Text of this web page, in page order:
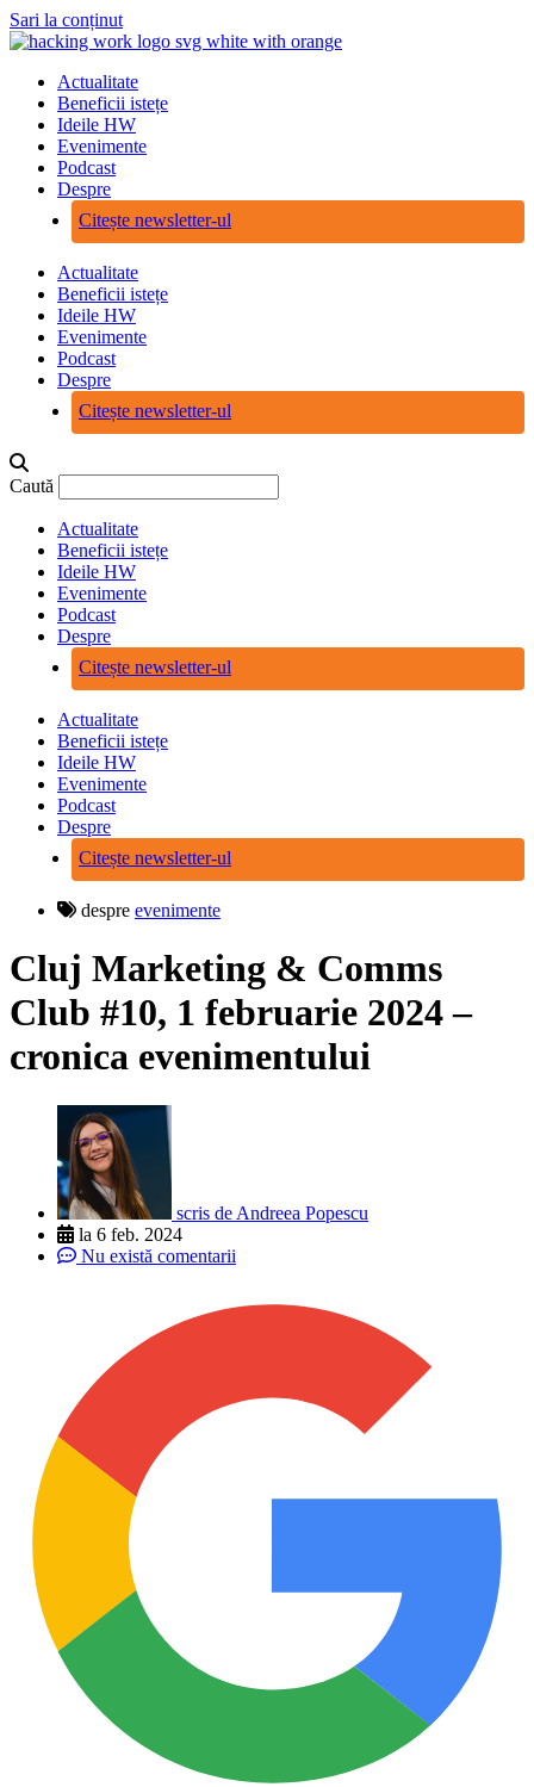
Sari la conținut
Actualitate
Beneficii istețe
Ideile HW
Evenimente
Podcast
Despre
Citește newsletter-ul
Actualitate
Beneficii istețe
Ideile HW
Evenimente
Podcast
Despre
Citește newsletter-ul
Caută
Actualitate
Beneficii istețe
Ideile HW
Evenimente
Podcast
Despre
Citește newsletter-ul
Actualitate
Beneficii istețe
Ideile HW
Evenimente
Podcast
Despre
Citește newsletter-ul
despre evenimente
Cluj Marketing & Comms
Club #10, 1 februarie 2024 –
cronica evenimentului
scris de Andreea Popescu
la 6 feb. 2024
Nu există comentarii